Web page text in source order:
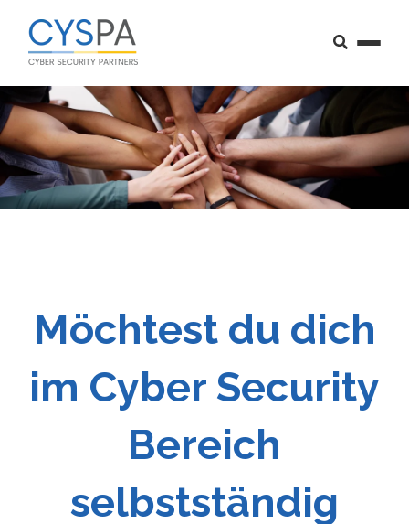
Möchtest du dich
im Cyber Security
Bereich
selbstständig